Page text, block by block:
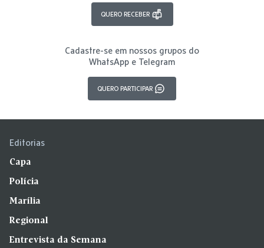
QUERO RECEBER
Cadastre-se em nossos grupos do
WhatsApp e Telegram
QUERO PARTICIPAR
Editorias
Capa
Polícia
Marília
Regional
Entrevista da Semana